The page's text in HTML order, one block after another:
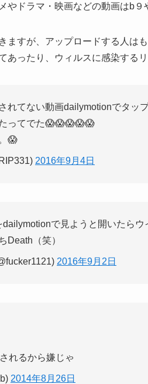
やドラマ・映画などの動画はb９
ますが、アップロードする人は
あったり、ウィルスに感染するリ
れてない動画dailymotionでタッ
ってでた😱😱😱😱😱
😱
2016年9月4日
で見ようと開いたらウ
Death（笑）
2016年9月2日
れるから嫌じゃ
2014年8月26日